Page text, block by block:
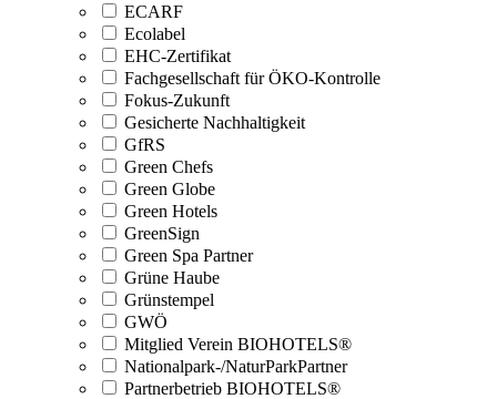
ECARF
Ecolabel
EHC-Zertifikat
Fachgesellschaft für ÖKO-Kontrolle
Fokus-Zukunft
Gesicherte Nachhaltigkeit
GfRS
Green Chefs
Green Globe
Green Hotels
GreenSign
Green Spa Partner
Grüne Haube
Grünstempel
GWÖ
Mitglied Verein BIOHOTELS®
Nationalpark-/NaturParkPartner
Partnerbetrieb BIOHOTELS®